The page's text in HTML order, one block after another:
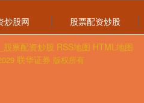
炒股网 股票配资炒股
股票配资炒股 RSS地图 HTML地图
联华证券 版权所有